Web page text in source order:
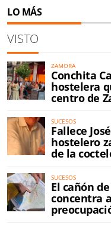
LO MÁS
VISTO
ZAMORA
Conchita
hostelera
centro de
SUCESOS
Fallece
hostelero
de la
SUCESOS
El cañón
concentra